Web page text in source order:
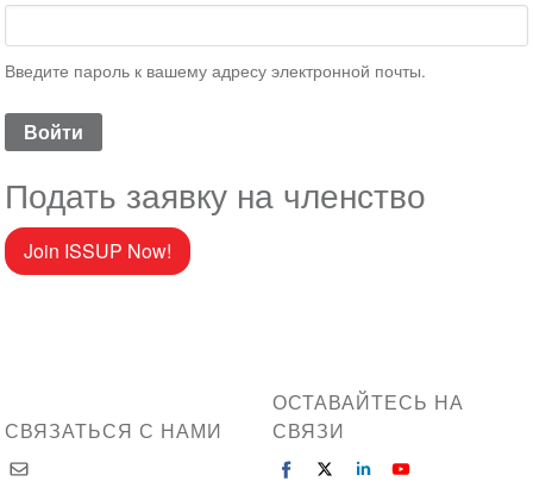
Введите пароль к вашему адресу электронной почты.
Подать заявку на членство
Join ISSUP Now!
СВЯЗАТЬСЯ С НАМИ
ОСТАВАЙТЕСЬ НА
СВЯЗИ